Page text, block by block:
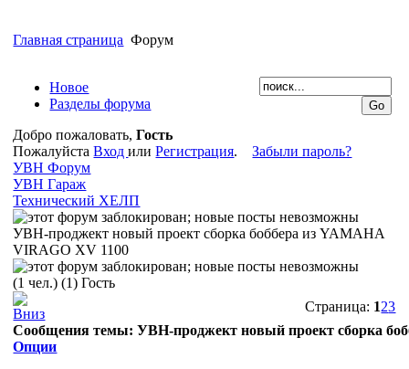
Главная страница Форум
Новое
Разделы форума
Добро пожаловать,Гость
ПожалуйстаВходилиРегистрация.Забыли пароль?
УВН Форум
УВН Гараж
Технический ХЕЛП
УВН-проджект новый проект сборка боббера из YAMAHA
VIRAGO XV 1100
(1 чел.) (1) Гость
Страница: 123
Сообщения темы: УВН-проджект новый проект сборка
Опции